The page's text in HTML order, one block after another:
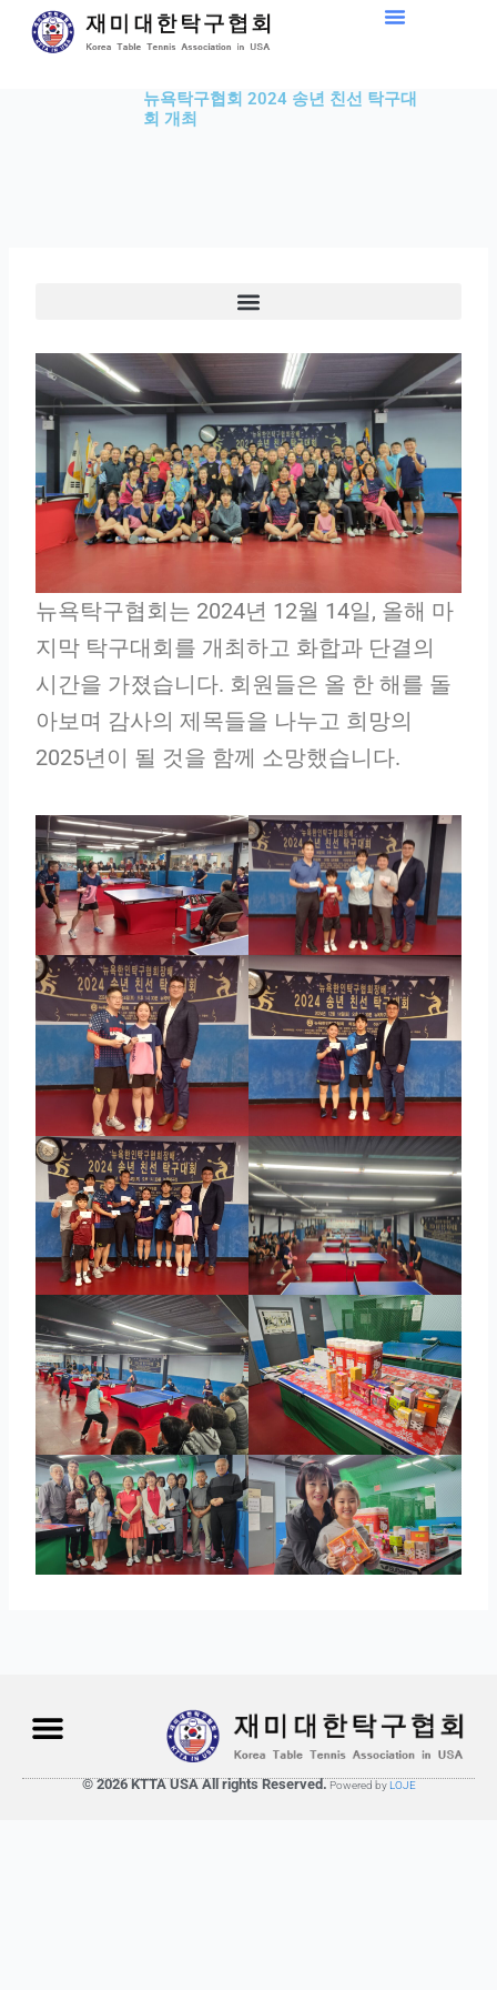
뉴욕탁구협회 2024 송년 친선 탁구대
회 개최
뉴욕탁구협회는 2024년 12월 14일, 올해 마
지막 탁구대회를 개최하고 화합과 단결의
시간을 가졌습니다. 회원들은 올 한 해를 돌
아보며 감사의 제목들을 나누고 희망의
2025년이 될 것을 함께 소망했습니다.
© 2026 KTTA USA All rights Reserved. Powered by LOJE